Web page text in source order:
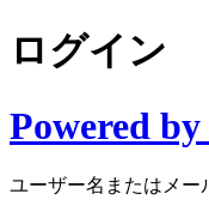
ログイン
Powered
ユーザー名またはメー